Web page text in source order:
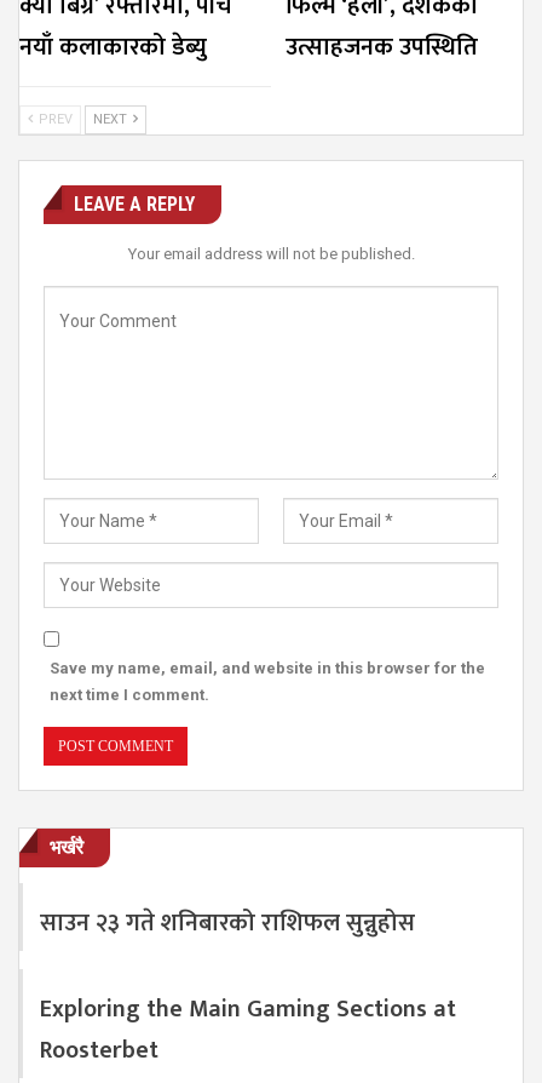
नयाँ कलाकारको डेब्यु
उत्साहजनक उपस्थिति
PREV NEXT
LEAVE A REPLY
Your email address will not be published.
Save my name, email, and website in this browser for the
next time I comment.
भर्खरै
साउन २३ गते शनिबारको राशिफल सुन्नुहोस
Exploring the Main Gaming Sections at
Roosterbet